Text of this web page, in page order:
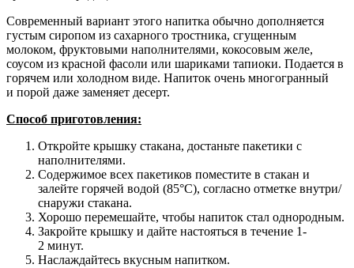
Современный вариант этого напитка обычно дополняется
густым сиропом из сахарного тростника, сгущенным
молоком, фруктовыми наполнителями, кокосовым желе,
соусом из красной фасоли или шариками тапиоки. Подается в
горячем или холодном виде. Напиток очень многогранный
и порой даже заменяет десерт.
Способ приготовления:
Откройте крышку стакана, достаньте пакетики с
наполнителями.
Содержимое всех пакетиков поместите в стакан и
залейте горячей водой (85°C), согласно отметке внутри/
снаружи стакана.
Хорошо перемешайте, чтобы напиток стал однородным.
Закройте крышку и дайте настояться в течение 1-
2 минут.
Наслаждайтесь вкусным напитком.